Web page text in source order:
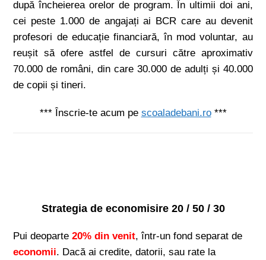
după încheierea orelor de program. În ultimii doi ani,
cei peste 1.000 de angajați ai BCR care au devenit
profesori de educație financiară, în mod voluntar, au
reușit să ofere astfel de cursuri către aproximativ
70.000 de români, din care 30.000 de adulți și 40.000
de copii și tineri.
*** Înscrie-te acum pe scoaladebani.ro***
Strategia de economisire 20 / 50 / 30
Pui deoparte20% din venit, într-un fond separat de
economii. Dacă ai credite, datorii, sau rate la